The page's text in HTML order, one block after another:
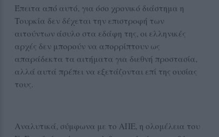
Έπειτα από αυτό, για όσο χρονικό διάστημα η
Τουρκία δεν δέχεται την επιστροφή των
αιτούντων άσυλο στα εδάφη της, οι ελληνικές
αρχές δεν μπορούν να απορρίπτουν ως
απαράδεκτα τα αιτήματα για διεθνή προστασία,
αλλά αυτά πρέπει να εξετάζονται επί της ουσίας
τους.
Αναλυτικά, σύμφωνα με το ΑΠΕ, η ολομέλεια του